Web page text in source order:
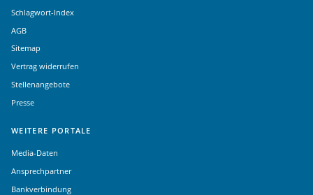
Schlagwort-Index
AGB
Sitemap
Vertrag widerrufen
Stellenangebote
Presse
WEITERE PORTALE
Media-Daten
Ansprechpartner
Bankverbindung